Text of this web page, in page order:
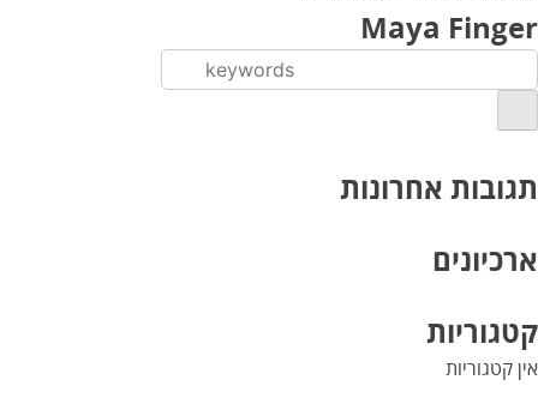
Maya Finger
תגובות אחרונות
ארכיונים
קטגוריות
אין קטגוריות